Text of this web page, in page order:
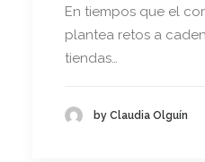
En tiempos que el
plantea retos a
tiendas…
by Claudia Olguín